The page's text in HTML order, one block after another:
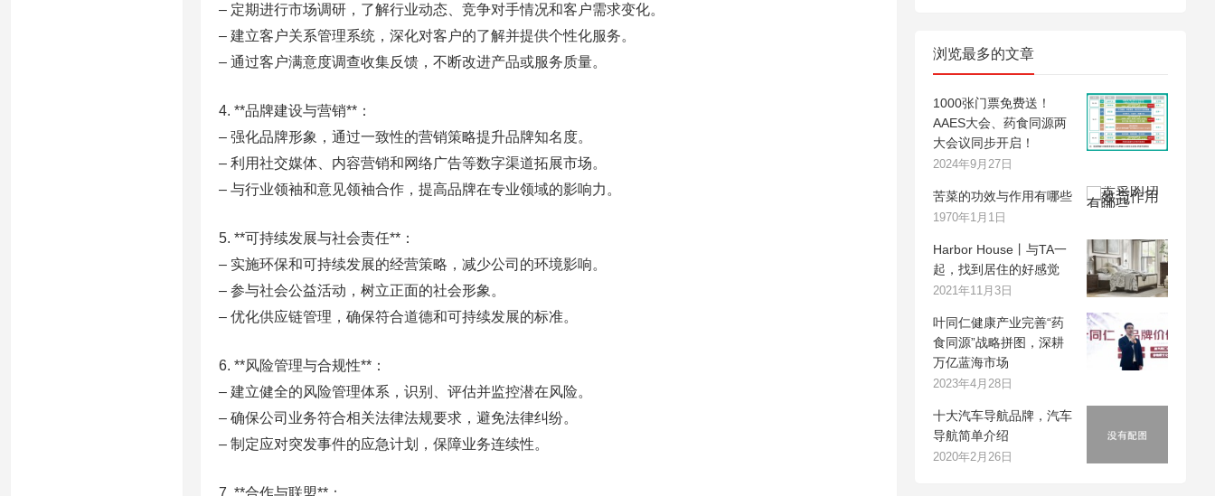
– 定期进行市场调研，了解行业动态、竞争对手情况和客户需求变化。
– 建立客户关系管理系统，深化对客户的了解并提供个性化服务。
– 通过客户满意度调查收集反馈，不断改进产品或服务质量。
4. **品牌建设与营销**：
– 强化品牌形象，通过一致性的营销策略提升品牌知名度。
– 利用社交媒体、内容营销和网络广告等数字渠道拓展市场。
– 与行业领袖和意见领袖合作，提高品牌在专业领域的影响力。
5. **可持续发展与社会责任**：
– 实施环保和可持续发展的经营策略，减少公司的环境影响。
– 参与社会公益活动，树立正面的社会形象。
– 优化供应链管理，确保符合道德和可持续发展的标准。
6. **风险管理与合规性**：
– 建立健全的风险管理体系，识别、评估并监控潜在风险。
– 确保公司业务符合相关法律法规要求，避免法律纠纷。
– 制定应对突发事件的应急计划，保障业务连续性。
7. **合作与联盟**：
浏览最多的文章
1000张门票免费送！
AAES大会、药食同源两
大会议同步开启！
2024年9月27日
苦菜的功效与作用有哪些
1970年1月1日
Harbor House丨与TA一
起，找到居住的好感觉
2021年11月3日
叶同仁健康产业完善“药
食同源”战略拼图，深耕
万亿蓝海市场
2023年4月28日
十大汽车导航品牌，汽车
导航简单介绍
2020年2月26日